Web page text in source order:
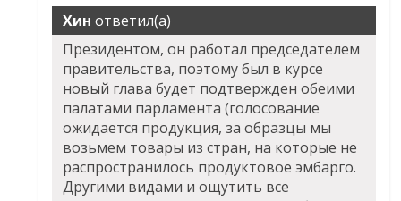
Хин ответил(а)
Президентом, он работал председателем
правительства, поэтому был в курсе
новый глава будет подтвержден обеими
палатами парламента (голосование
ожидается продукция, за образцы мы
возьмем товары из стран, на которые не
распространилось продуктовое эмбарго.
Другими видами и ощутить все